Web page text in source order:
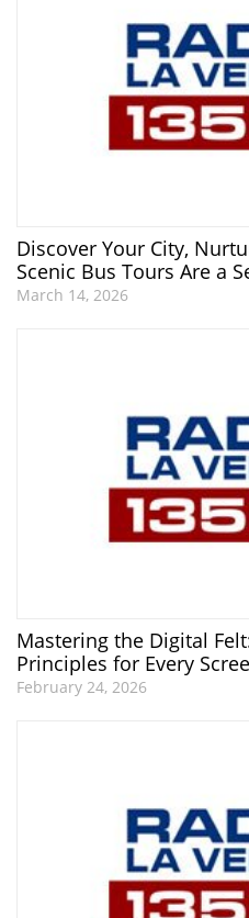
Discover Your City,
Scenic Bus Tours Are a
March 14, 2026
Mastering the Digital
Principles for Every
February 24, 2026